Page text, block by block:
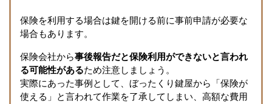
保険を利用する場合は鍵を開ける前に事前申請が必要な
場合もあります。
保険会社から事後報告だと保険利用ができないと言われ
る可能性があるため注意しましょう。
実際にあった事例として、ぼったくり鍵屋から「保険が
使える」と言われて作業を了承してしまい、高額な費用